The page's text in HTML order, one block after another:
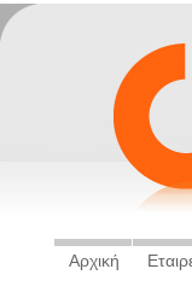
Αρχική